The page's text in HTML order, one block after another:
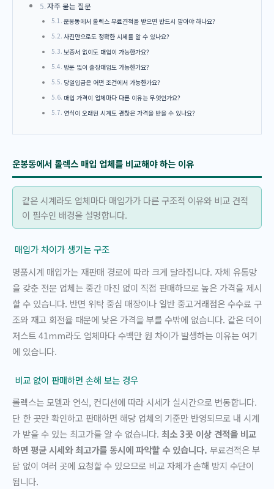
자주 묻는 질문
운봉동에서 롤렉스 무료견적을 받으면 반드시 팔아야 하나요?
사진만으로도 정확한 시세를 알 수 있나요?
보증서 없이도 매입이 가능한가요?
방문 없이 출장매입도 가능한가요?
당일입금은 어떤 조건에서 가능한가요?
매입 가격이 업체마다 다른 이유는 무엇인가요?
연식이 오래된 시계도 괜찮은 가격을 받을 수 있나요?
운봉동에서 롤렉스 매입 업체를 비교해야 하는 이유
같은 시계라도 업체마다 매입가가 다른 구조적 이유와 비교 견적
이 필수인 배경을 설명합니다.
매입가 차이가 생기는 구조
명품시계 매입가는 재판매 경로에 따라 크게 달라집니다. 자체 유통망
을 갖춘 전문 업체는 중간 마진 없이 직접 판매하므로 높은 가격을 제시
할 수 있습니다. 반면 위탁 중심 매장이나 일반 중고거래점은 수수료 구
조와 재고 회전율 때문에 낮은 가격을 부를 수밖에 없습니다. 같은 데이
저스트 41mm라도 업체마다 수백만 원 차이가 발생하는 이유는 여기
에 있습니다.
비교 없이 판매하면 손해 보는 경우
롤렉스는 모델과 연식, 컨디션에 따라 시세가 실시간으로 변동합니다.
단 한 곳만 확인하고 판매하면 해당 업체의 기준만 반영되므로 내 시계
가 받을 수 있는 최고가를 알 수 없습니다. 최소 3곳 이상 견적을 비교
하면 평균 시세와 최고가를 동시에 파악할 수 있습니다. 무료견적은 부
담 없이 여러 곳에 요청할 수 있으므로 비교 자체가 손해 방지 수단이
됩니다.